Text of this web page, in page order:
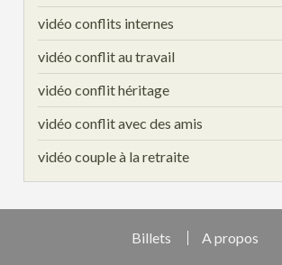
vidéo conflits internes
vidéo conflit au travail
vidéo conflit héritage
vidéo conflit avec des amis
vidéo couple à la retraite
Billets A propos